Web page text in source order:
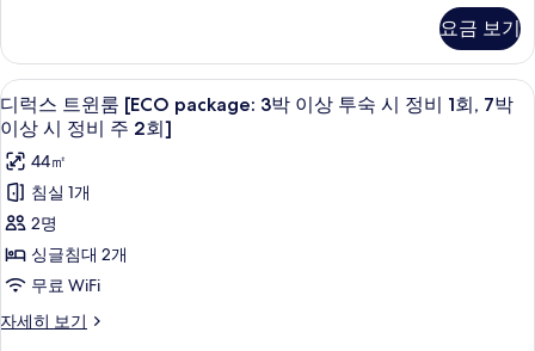
이
상
시
정
비
주
2
회]
진
7
이
상
시
정
비
주
2
회]
자
세
히
보
이
상
투
숙
시
정
비
1
회,
7
블
룸
[ECO
package:
박
이
상
투
숙
정
비
1
요금 보기
디
럭
스
트
윈
룸
[ECO
3
고급 침구, 객실 내 금고, 책상, 암막 커튼
4
디럭스 트윈룸 [ECO package: 3박 이상 투숙 시 정비 1회, 7박
이상 시 정비 주 2회]
44㎡
침실 1개
2명
싱글침대 2개
무료 WiFi
자세히 보기
디